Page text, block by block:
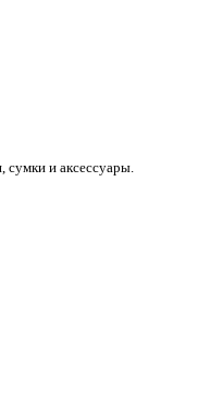
сумки и аксессуары.